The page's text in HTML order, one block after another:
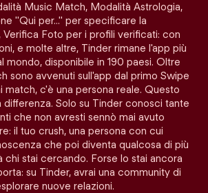
Music Match, Modalità Astrologia,
"Qui per…" per specificare la
Foto per i profili verificati: con
e molte altre, Tinder rimane l'app più
mondo, disponibile in 190 paesi. Oltre
sono avvenuti sull'app dal primo Swipe
match, c'è una persona reale. Questo
Solo su Tinder conosci tante
che non avresti sennò mai avuto
il tuo crush, una persona con cui
che poi diventa qualcosa di più
chi stai cercando. Forse lo stai ancora
su Tinder, avrai una community di
nuove relazioni.